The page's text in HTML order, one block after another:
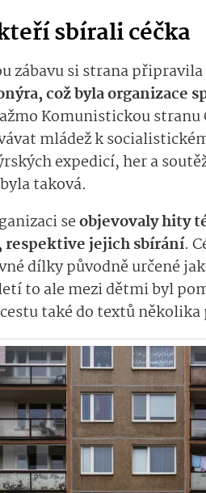
sbírali céčka
zábavu si strana
což byla organizace
Komunistickou stranu
mládež k
expedicí, her a
taková.
seobjevovaly hity
respektive jejich sbírání.
dílky původně určené
to ale mezi dětmi byl
také do textů